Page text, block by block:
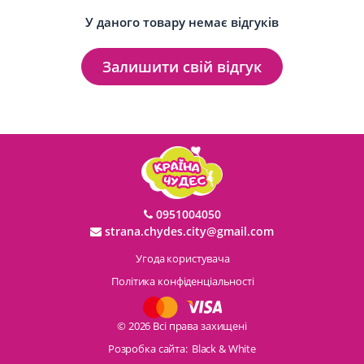
У даного товару немає відгуків
Залишити свій відгук
0951004050
strana.chydes.city@gmail.com
Угода користувача
Політика конфіденціальності
© 2026 Всі права захищені
Розробка сайта: Black & White